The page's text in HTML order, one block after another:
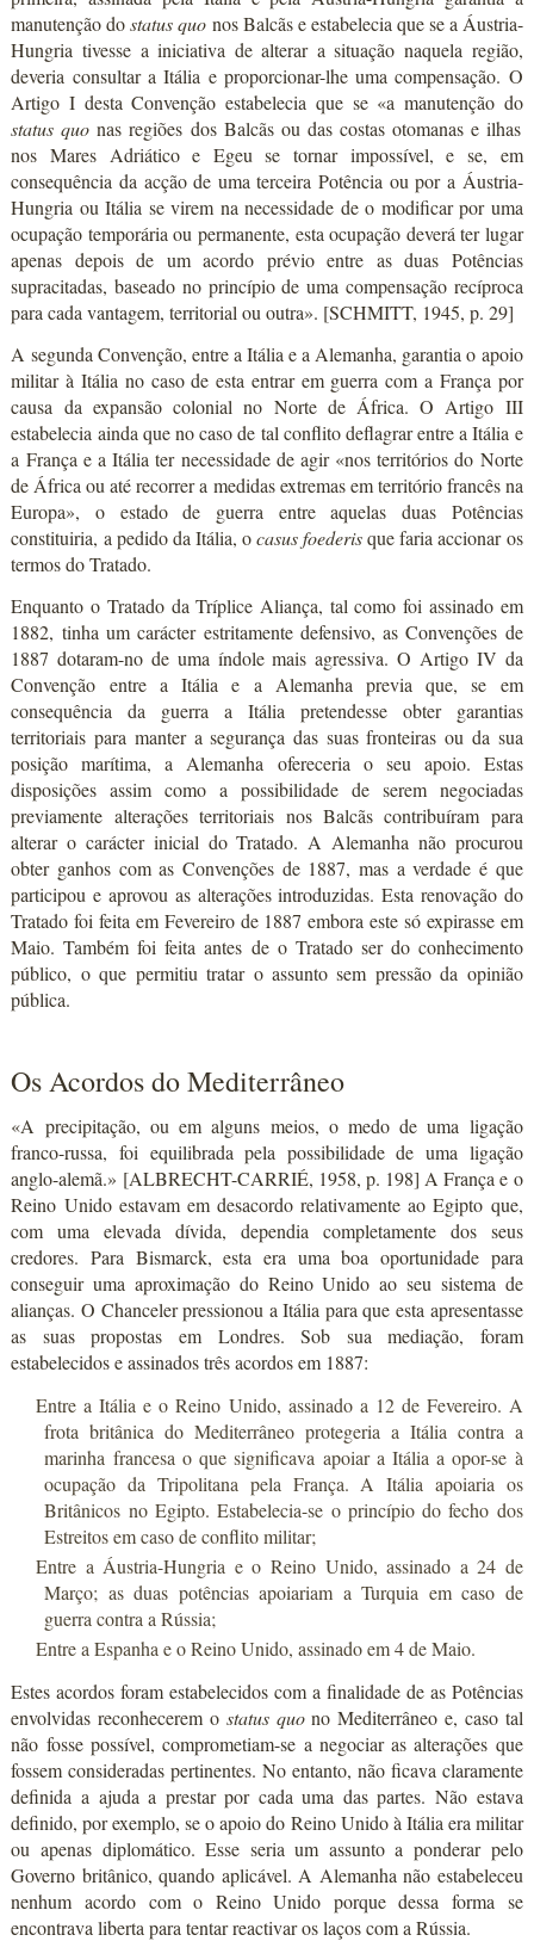
manutenção dostatus quo nos Balcãs e estabelecia que se a Áustria-
Hungria tivesse a iniciativa de alterar a situação naquela região,
deveria consultar a Itália e proporcionar-lhe uma compensação. O
Artigo I desta Convenção estabelecia que se «a manutenção do
status quo nas regiões dos Balcãs ou das costas otomanas e ilhas
nos Mares Adriático e Egeu se tornar impossível, e se, em
consequência da acção de uma terceira Potência ou por a Áustria-
Hungria ou Itália se virem na necessidade de o modificar por uma
ocupação temporária ou permanente, esta ocupação deverá ter lugar
apenas depois de um acordo prévio entre as duas Potências
supracitadas, baseado no princípio de uma compensação recíproca
para cada vantagem, territorial ou outra». [SCHMITT, 1945, p. 29]
A segunda Convenção, entre a Itália e a Alemanha, garantia o apoio
militar à Itália no caso de esta entrar em guerra com a França por
causa da expansão colonial no Norte de África. O Artigo III
estabelecia ainda que no caso de tal conflito deflagrar entre a Itália e
a França e a Itália ter necessidade de agir «nos territórios do Norte
de África ou até recorrer a medidas extremas em território francês na
Europa», o estado de guerra entre aquelas duas Potências
constituiria, a pedido da Itália, ocasus foederisque faria accionar os
termos do Tratado.
Enquanto o Tratado da Tríplice Aliança, tal como foi assinado em
1882, tinha um carácter estritamente defensivo, as Convenções de
1887 dotaram-no de uma índole mais agressiva. O Artigo IV da
Convenção entre a Itália e a Alemanha previa que, se em
consequência da guerra a Itália pretendesse obter garantias
territoriais para manter a segurança das suas fronteiras ou da sua
posição marítima, a Alemanha ofereceria o seu apoio. Estas
disposições assim como a possibilidade de serem negociadas
previamente alterações territoriais nos Balcãs contribuíram para
alterar o carácter inicial do Tratado. A Alemanha não procurou
obter ganhos com as Convenções de 1887, mas a verdade é que
participou e aprovou as alterações introduzidas. Esta renovação do
Tratado foi feita em Fevereiro de 1887 embora este só expirasse em
Maio. Também foi feita antes de o Tratado ser do conhecimento
público, o que permitiu tratar o assunto sem pressão da opinião
pública.
Os Acordos do Mediterrâneo
«A precipitação, ou em alguns meios, o medo de uma ligação
franco-russa, foi equilibrada pela possibilidade de uma ligação
anglo-alemã.» [ALBRECHT-CARRIÉ, 1958, p. 198] A França e o
Reino Unido estavam em desacordo relativamente ao Egipto que,
com uma elevada dívida, dependia completamente dos seus
credores. Para Bismarck, esta era uma boa oportunidade para
conseguir uma aproximação do Reino Unido ao seu sistema de
alianças. O Chanceler pressionou a Itália para que esta apresentasse
as suas propostas em Londres. Sob sua mediação, foram
estabelecidos e assinados três acordos em 1887:
Entre a Itália e o Reino Unido, assinado a 12 de Fevereiro. A
frota britânica do Mediterrâneo protegeria a Itália contra a
marinha francesa o que significava apoiar a Itália a opor-se à
ocupação da Tripolitana pela França. A Itália apoiaria os
Britânicos no Egipto. Estabelecia-se o princípio do fecho dos
Estreitos em caso de conflito militar;
Entre a Áustria-Hungria e o Reino Unido, assinado a 24 de
Março; as duas potências apoiariam a Turquia em caso de
guerra contra a Rússia;
Entre a Espanha e o Reino Unido, assinado em 4 de Maio.
Estes acordos foram estabelecidos com a finalidade de as Potências
envolvidas reconhecerem o status quono Mediterrâneo e, caso tal
não fosse possível, comprometiam-se a negociar as alterações que
fossem consideradas pertinentes. No entanto, não ficava claramente
definida a ajuda a prestar por cada uma das partes. Não estava
definido, por exemplo, se o apoio do Reino Unido à Itália era militar
ou apenas diplomático. Esse seria um assunto a ponderar pelo
Governo britânico, quando aplicável. A Alemanha não estabeleceu
nenhum acordo com o Reino Unido porque dessa forma se
encontrava liberta para tentar reactivar os laços com a Rússia.